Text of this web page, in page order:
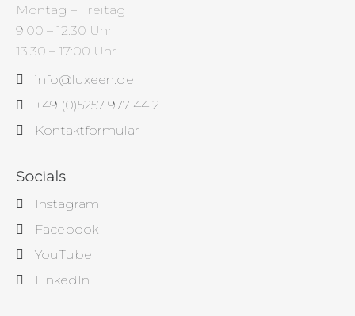
Montag – Freitag
9:00 – 12:30 Uhr
13:30 – 17:00 Uhr
info@luxeen.de
+49 (0)5257 977 44 21
Kontaktformular
Socials
Instagram
Facebook
YouTube
LinkedIn